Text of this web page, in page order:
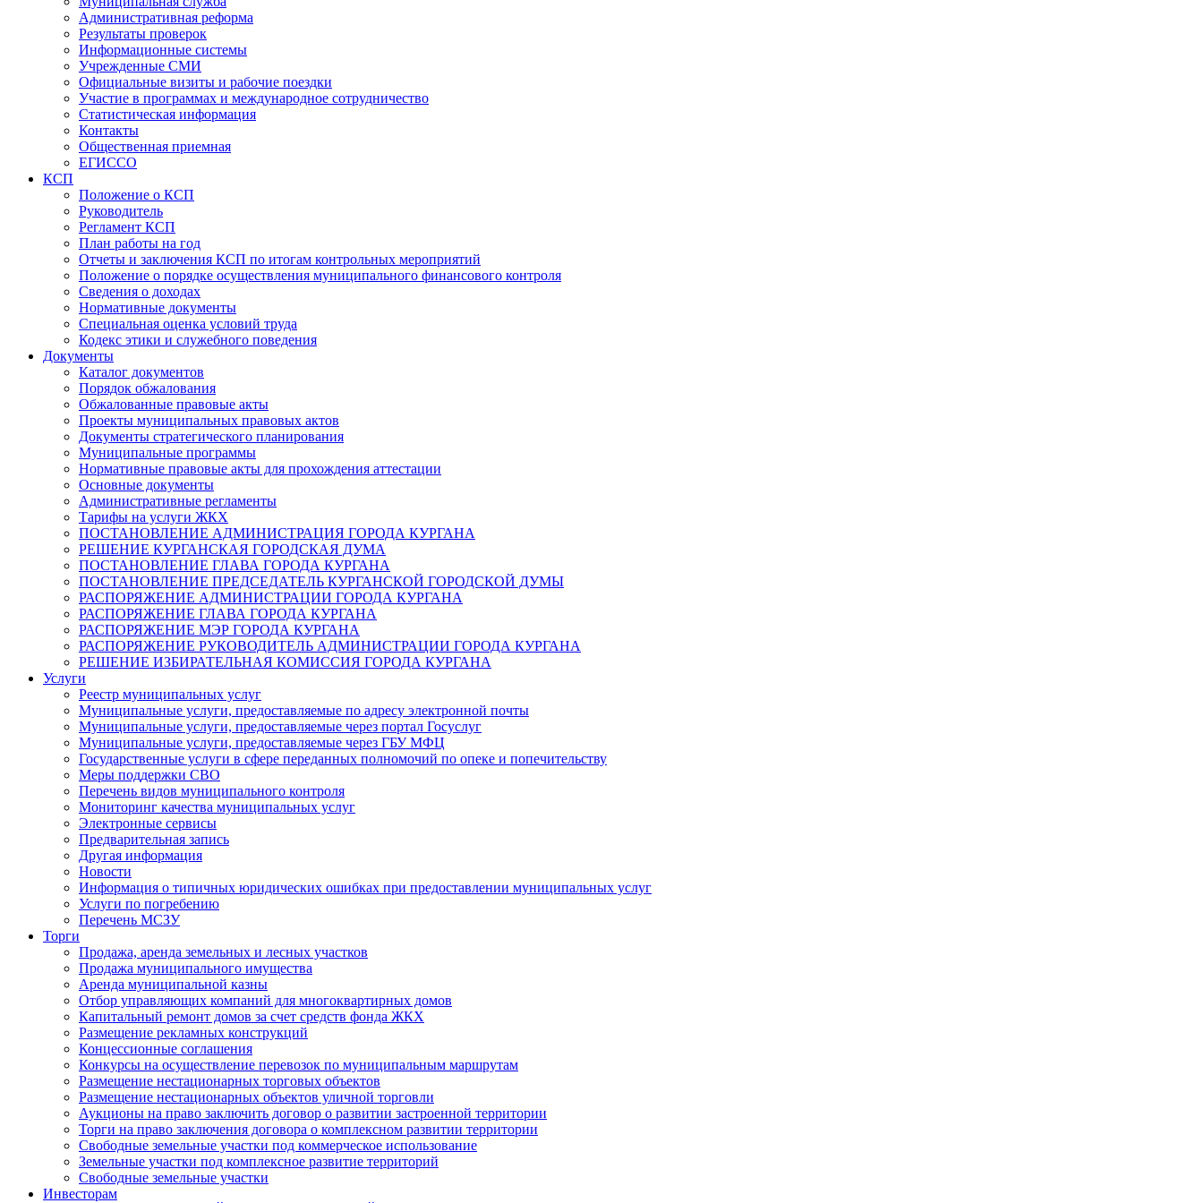
Административная реформа
Результаты проверок
Информационные системы
Учрежденные СМИ
Официальные визиты и рабочие поездки
Участие в программах и международное сотрудничество
Статистическая информация
Контакты
Общественная приемная
ЕГИССО
КСП
Положение о КСП
Руководитель
Регламент КСП
План работы на год
Отчеты и заключения КСП по итогам контрольных мероприятий
Положение о порядке осуществления муниципального финансового контроля
Сведения о доходах
Нормативные документы
Специальная оценка условий труда
Кодекс этики и служебного поведения
Документы
Каталог документов
Порядок обжалования
Обжалованные правовые акты
Проекты муниципальных правовых актов
Документы стратегического планирования
Муниципальные программы
Нормативные правовые акты для прохождения аттестации
Основные документы
Административные регламенты
Тарифы на услуги ЖКХ
ПОСТАНОВЛЕНИЕ АДМИНИСТРАЦИЯ ГОРОДА КУРГАНА
РЕШЕНИЕ КУРГАНСКАЯ ГОРОДСКАЯ ДУМА
ПОСТАНОВЛЕНИЕ ГЛАВА ГОРОДА КУРГАНА
ПОСТАНОВЛЕНИЕ ПРЕДСЕДАТЕЛЬ КУРГАНСКОЙ ГОРОДСКОЙ ДУМЫ
РАСПОРЯЖЕНИЕ АДМИНИСТРАЦИИ ГОРОДА КУРГАНА
РАСПОРЯЖЕНИЕ ГЛАВА ГОРОДА КУРГАНА
РАСПОРЯЖЕНИЕ МЭР ГОРОДА КУРГАНА
РАСПОРЯЖЕНИЕ РУКОВОДИТЕЛЬ АДМИНИСТРАЦИИ ГОРОДА КУРГАНА
РЕШЕНИЕ ИЗБИРАТЕЛЬНАЯ КОМИССИЯ ГОРОДА КУРГАНА
Услуги
Реестр муниципальных услуг
Муниципальные услуги, предоставляемые по адресу электронной почты
Муниципальные услуги, предоставляемые через портал Госуслуг
Муниципальные услуги, предоставляемые через ГБУ МФЦ
Государственные услуги в сфере переданных полномочий по опеке и попечительству
Меры поддержки СВО
Перечень видов муниципального контроля
Мониторинг качества муниципальных услуг
Электронные сервисы
Предварительная запись
Другая информация
Новости
Информация о типичных юридических ошибках при предоставлении муниципальных услуг
Услуги по погребению
Перечень МСЗУ
Торги
Продажа, аренда земельных и лесных участков
Продажа муниципального имущества
Аренда муниципальной казны
Отбор управляющих компаний для многоквартирных домов
Капитальный ремонт домов за счет средств фонда ЖКХ
Размещение рекламных конструкций
Концессионные соглашения
Конкурсы на осуществление перевозок по муниципальным маршрутам
Размещение нестационарных торговых объектов
Размещение нестационарных объектов уличной торговли
Аукционы на право заключить договор о развитии застроенной территории
Торги на право заключения договора о комплексном развитии территории
Свободные земельные участки под коммерческое использование
Земельные участки под комплексное развитие территорий
Свободные земельные участки
Инвесторам